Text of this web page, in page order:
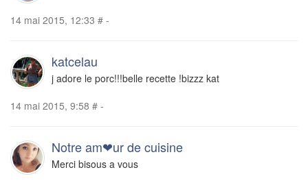
14 mai 2015, 12:33 # -
katcelau
j adore le porc!!!belle recette !bizzz kat
14 mai 2015, 9:58 # -
Notre am❤ur de cuisine
Merci bisous a vous